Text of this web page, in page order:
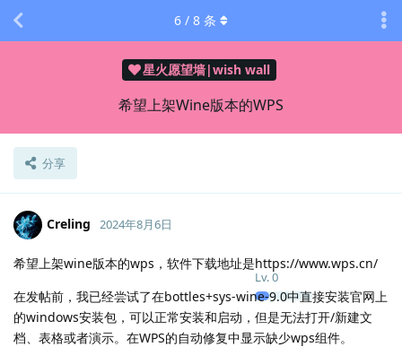
星火愿望墙|wish wall
希望上架Wine版本的WPS
分享
6 / 8 条
Creling
Lv.0
2024年8月6日
希望上架wine版本的wps，软件下载地址是https://www.wps.cn/
在发帖前，我已经尝试了在bottles+sys-wine-9.0中直接安装官网上
的windows安装包，可以正常安装和启动，但是无法打开/新建文
档、表格或者演示。在WPS的自动修复中显示缺少wps组件。